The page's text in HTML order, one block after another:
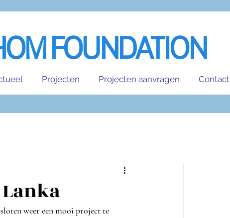
weer een mooi project te
FOUNDATION
Projecten Projecten aanvragen Contact